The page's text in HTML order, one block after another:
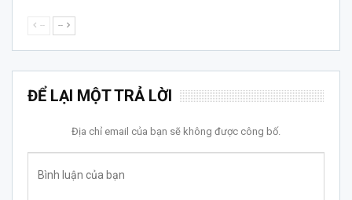
-- --
ĐỂ LẠI MỘT TRẢ LỜI
Địa chỉ email của bạn sẽ không được công bố.